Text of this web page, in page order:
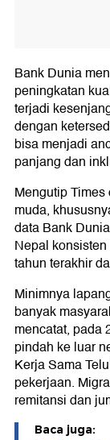
Bank Dunia
peningkatan
terjadi
dengan
bisa menjadi
panjang dan
Mengutip
muda,
data Bank
Nepal
tahun terakhir
Minimnya
banyak
mencatat, pada
pindah ke luar
Kerja Sama
pekerjaan.
remitansi dan
Baca juga: